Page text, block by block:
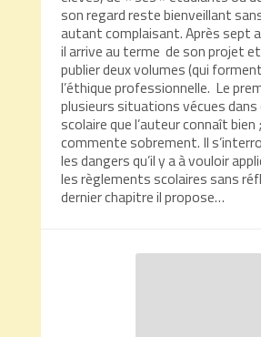
son regard reste bienveillant
autant complaisant. Après sept
il arrive au terme de son projet
publier deux volumes (qui
l’éthique professionnelle. Le
plusieurs situations vécues dans
scolaire que l’auteur connaît bien
commente sobrement. Il
les dangers qu’il y a à vouloir
les règlements scolaires sans
dernier chapitre il propose…